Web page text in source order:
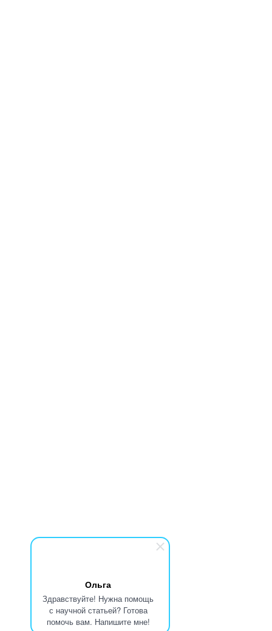
Ольга
Здравствуйте! Нужна помощь
с научной статьей? Готова
помочь вам. Напишите мне!